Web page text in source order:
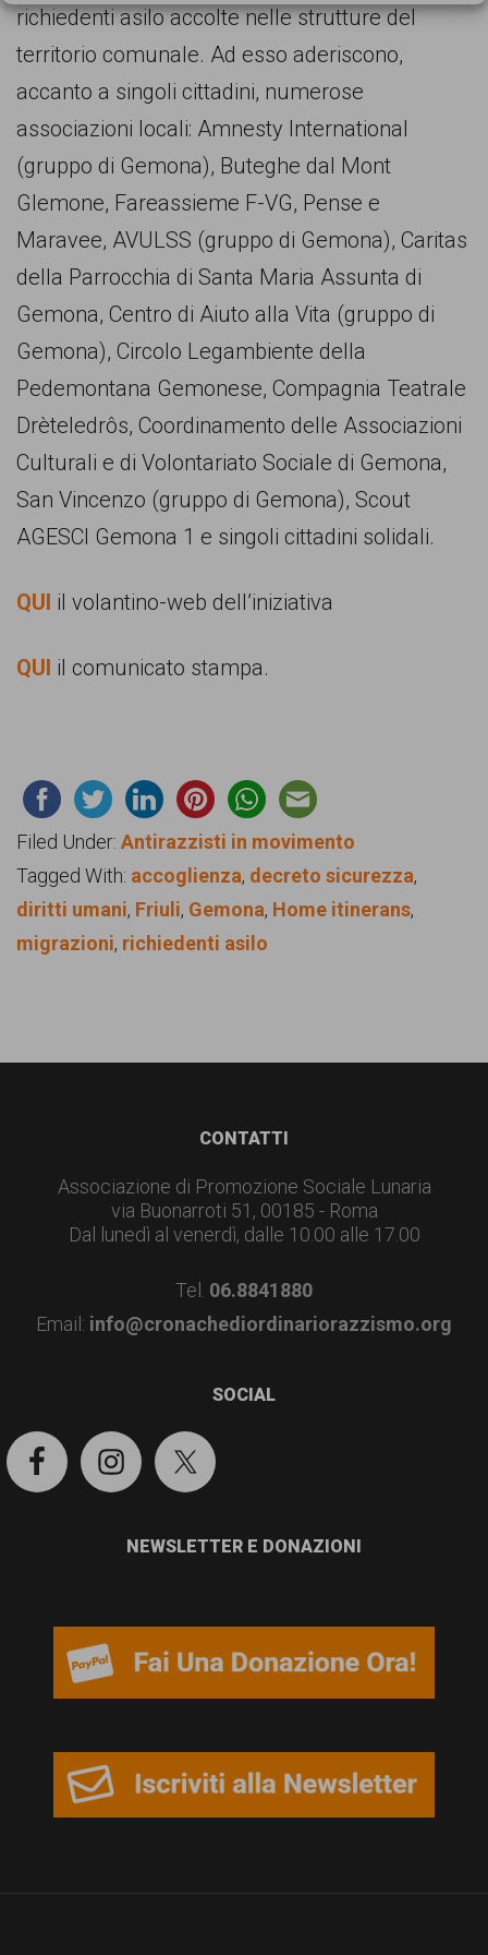
richiedenti asilo accolte nelle strutture del
territorio comunale. Ad esso aderiscono,
accanto a singoli cittadini, numerose
associazioni locali: Amnesty International
(gruppo di Gemona), Buteghe dal Mont
Glemone, Fareas­sieme F-VG, Pense e
Maravee, AVULSS (gruppo di Gemona), Caritas
della Parrocchia di Santa Maria Assunta di
Gemona, Centro di Aiuto alla Vita (gruppo di
Gemona), Circolo Legambiente della
Pedemontana Gemonese, Compagnia Teatrale
Drèteledrôs, Coor­dinamento delle Associazioni
Culturali e di Volontariato Sociale di Gemona,
San Vincenzo (gruppo di Gemona), Scout
AGESCI Gemona 1 e singoli cittadini solidali.
QUI il volantino-web dell’iniziativa
QUI il comunicato stampa.
Filed Under: Antirazzisti in movimento
Tagged With: accoglienza, decreto sicurezza,
diritti umani, Friuli, Gemona, Home itinerans,
migrazioni, richiedenti asilo
CONTATTI
Associazione di Promozione Sociale Lunaria
via Buonarroti 51, 00185 - Roma
Dal lunedì al venerdì, dalle 10.00 alle 17.00
Tel. 06.8841880
Email: info@cronachediordinariorazzismo.org
SOCIAL
NEWSLETTER E DONAZIONI